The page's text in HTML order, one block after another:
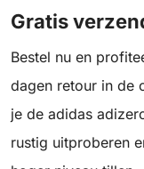
Gratis
Bestel nu en
dagen retour in de
je de adidas
rustig uitproberen